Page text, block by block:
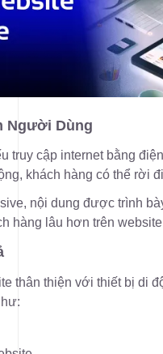
Người Dùng
truy cập internet bằng
khách hàng có thể rời
nội dung được trình
hàng lâu hơn trên
thân thiện với thiết bị di